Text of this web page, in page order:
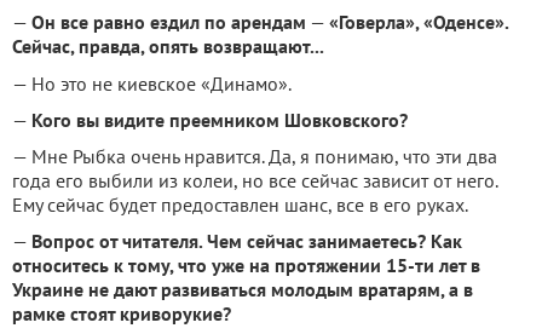
— Он все равно ездил по арендам — «Говерла», «Оденсе».
Сейчас, правда, опять возвращают...
— Но это не киевское «Динамо».
— Кого вы видите преемником Шовковского?
— Мне Рыбка очень нравится. Да, я понимаю, что эти два
года его выбили из колеи, но все сейчас зависит от него.
Ему сейчас будет предоставлен шанс, все в его руках.
— Вопрос от читателя. Чем сейчас занимаетесь? Как
относитесь к тому, что уже на протяжении 15-ти лет в
Украине не дают развиваться молодым вратарям, а в
рамке стоят криворукие?